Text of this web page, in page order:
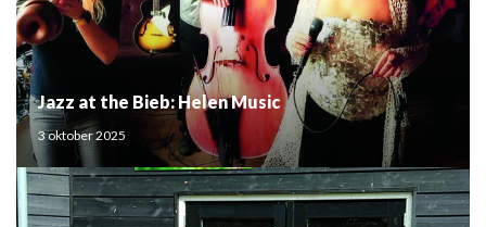
Jazz at the Bieb: Helen Music
3 oktober 2025